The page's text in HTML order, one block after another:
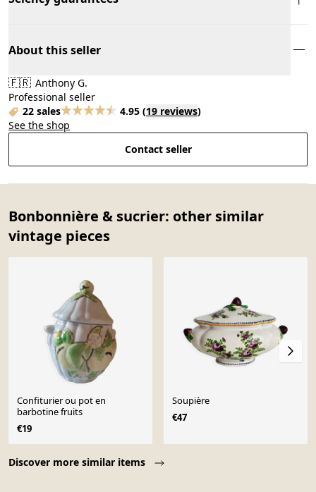
About this seller
🇫🇷 Anthony G.
Professional seller
22 sales
4.95 (19 reviews)
See the shop
Contact seller
Bonbonnière & sucrier: other similar
vintage pieces
Discover more similar items
Confiturier ou pot en
barbotine fruits
€19
Soupière
€47